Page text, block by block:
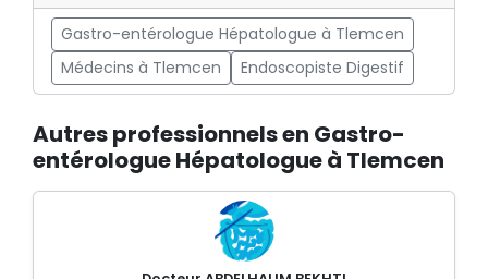
Gastro-entérologue Hépatologue à Tlemcen
Médecins à Tlemcen
Endoscopiste Digestif
Autres professionnels en Gastro-
entérologue Hépatologue à Tlemcen